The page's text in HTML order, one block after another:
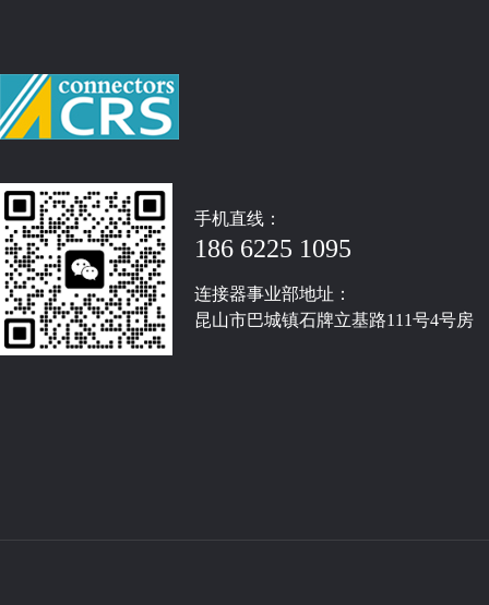
手机直线：
186 6225 1095
连接器事业部地址：
昆山市巴城镇石牌立基路111号4号房